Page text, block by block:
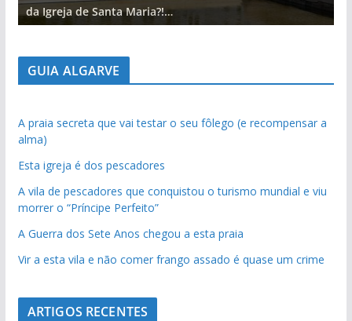
da Igreja de Santa Maria?!…
GUIA ALGARVE
A praia secreta que vai testar o seu fôlego (e recompensar a
alma)
Esta igreja é dos pescadores
A vila de pescadores que conquistou o turismo mundial e viu
morrer o “Príncipe Perfeito”
A Guerra dos Sete Anos chegou a esta praia
Vir a esta vila e não comer frango assado é quase um crime
ARTIGOS RECENTES